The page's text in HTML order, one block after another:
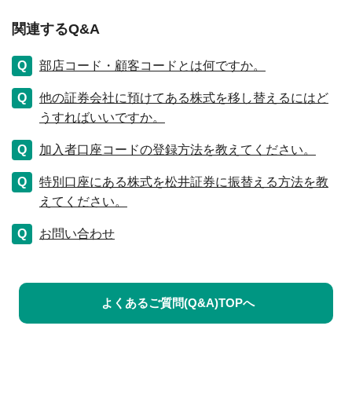
関連するQ&A
部店コード・顧客コードとは何ですか。
他の証券会社に預けてある株式を移し替えるにはど
うすればいいですか。
加入者口座コードの登録方法を教えてください。
特別口座にある株式を松井証券に振替える方法を教
えてください。
お問い合わせ
よくあるご質問(Q&A)TOPへ